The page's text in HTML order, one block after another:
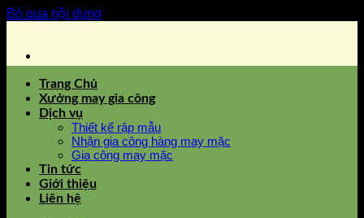
Bỏ qua nội dung
Trang Chủ
Xưởng may gia công
Dịch vụ
Thiết kế rập mẫu
Nhận gia công hàng may mặc
Gia công may mặc
Tin tức
Giới thiệu
Liên hệ